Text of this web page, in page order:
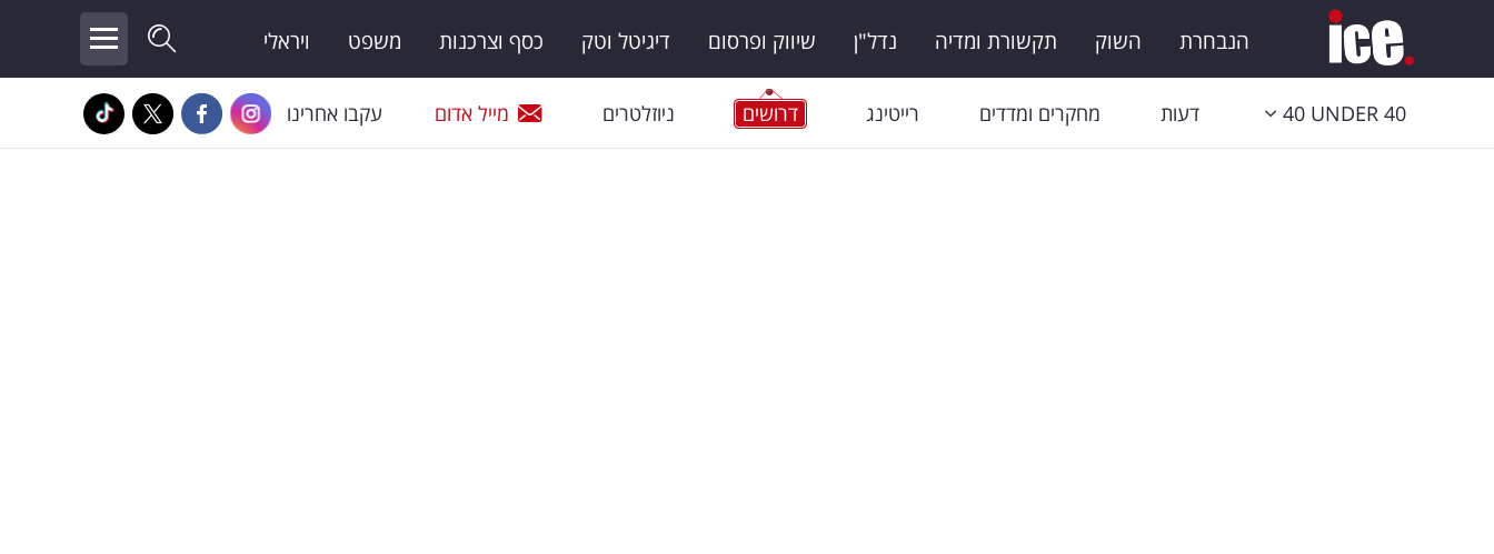
הנבחרת השוק תקשורת ומדיה נדל"ן שיווק ופרסום דיגיטל וטק כסף וצרכנות משפט ויראלי
40 UNDER 40 דעות מחקרים ומדדים רייטינג דרושים ניוזלטרים מייל אדום עקבו אחרינו